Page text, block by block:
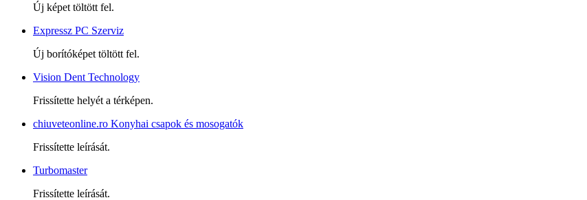
Új képet töltött fel.
Expressz PC Szerviz
Új borítóképet töltött fel.
Vision Dent Technology
Frissítette helyét a térképen.
chiuveteonline.ro Konyhai csapok és mosogatók
Frissítette leírását.
Turbomaster
Frissítette leírását.